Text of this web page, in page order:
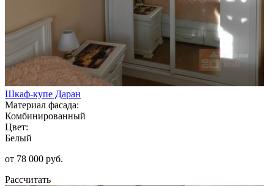
Шкаф-купе Даран
Материал фасада:
Комбинированный
Цвет:
Белый
от 78 000 руб.
Рассчитать